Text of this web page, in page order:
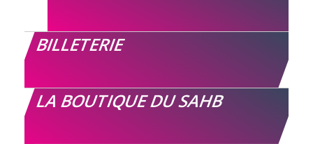
BILLETERIE
LA BOUTIQUE DU SAHB